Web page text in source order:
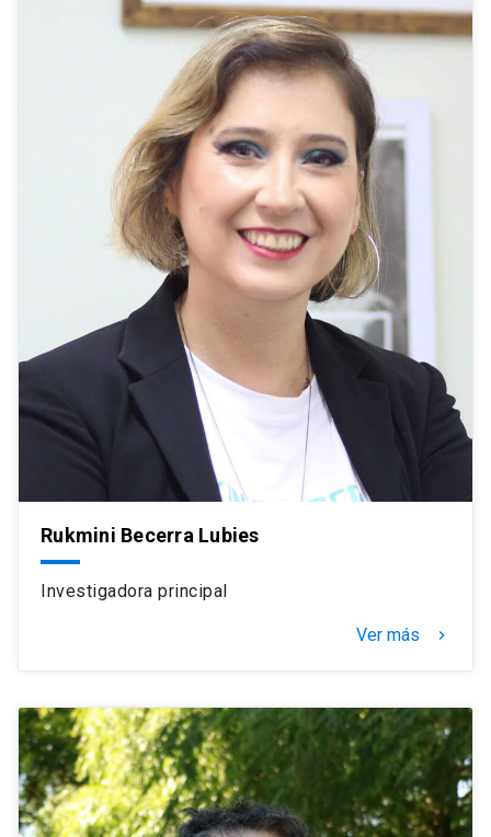
Rukmini Becerra Lubies
Investigadora principal
Ver más navigate_next